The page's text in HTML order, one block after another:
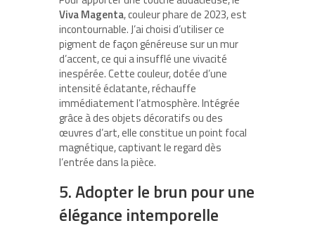
Viva Magenta, couleur phare de 2023, est
incontournable. J’ai choisi d’utiliser ce
pigment de façon généreuse sur un mur
d’accent, ce qui a insufflé une vivacité
inespérée. Cette couleur, dotée d’une
intensité éclatante, réchauffe
immédiatement l’atmosphère. Intégrée
grâce à des objets décoratifs ou des
œuvres d’art, elle constitue un point focal
magnétique, captivant le regard dès
l’entrée dans la pièce.
5. Adopter le brun pour une
élégance intemporelle